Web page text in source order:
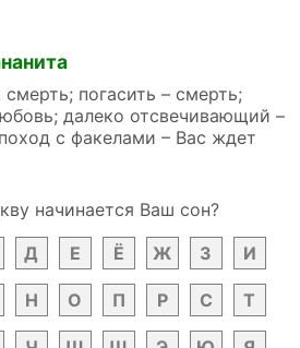
погасить – смерть;
далеко отсвечивающий –
с факелами – Вас ждет
начинается Ваш сон?
Д Е Ё Ж З И
Н О П Р С Т